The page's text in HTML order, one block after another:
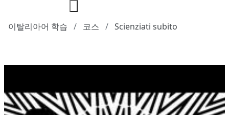
이탈리아어 학습 코스 Scienziati subito